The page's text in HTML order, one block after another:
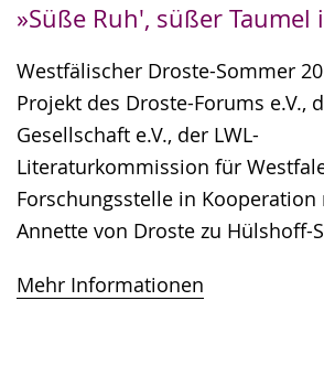
»Süße Ruh', süßer Taumel
Westfälischer Droste-Sommer
Projekt des Droste-Forums e.V.,
Gesellschaft e.V., der LWL-
Literaturkommission für
Forschungsstelle in
Annette von Droste zu Hülshoff-
Mehr Informationen